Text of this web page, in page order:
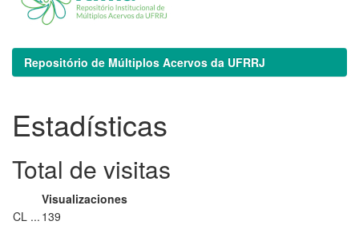
Repositório de Múltiplos Acervos da UFRRJ
Estadísticas
Total de visitas
Visualizaciones
CL ... 139